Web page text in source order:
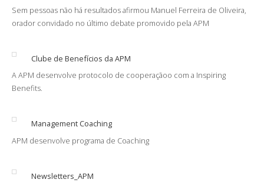
Sem pessoas não há resultados afirmou Manuel Ferreira de Oliveira,
orador convidado no último debate promovido pela APM
Clube de Benefícios da APM
A APM desenvolve protocolo de cooperaçãoo com a Inspiring
Benefits.
Management Coaching
APM desenvolve programa de Coaching
Newsletters_APM